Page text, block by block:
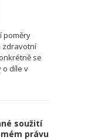
poměry
zdravotní
se
o díle v
soužití
právu